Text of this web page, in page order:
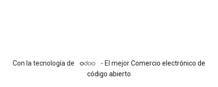
Con la tecnología de - El mejorComercio electrónico de
código abierto